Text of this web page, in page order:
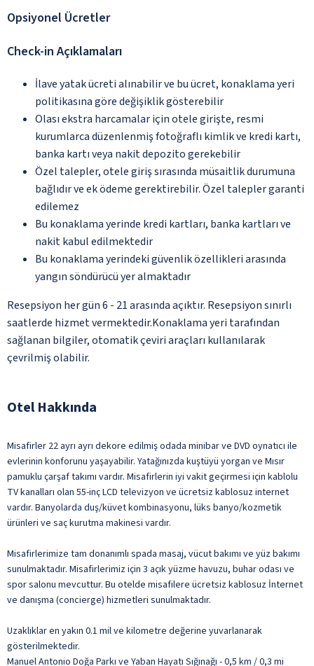
Opsiyonel Ücretler
Check-in Açıklamaları
İlave yatak ücreti alınabilir ve bu ücret, konaklama yeri
politikasına göre değişiklik gösterebilir
Olası ekstra harcamalar için otele girişte, resmi
kurumlarca düzenlenmiş fotoğraflı kimlik ve kredi kartı,
banka kartı veya nakit depozito gerekebilir
Özel talepler, otele giriş sırasında müsaitlik durumuna
bağlıdır ve ek ödeme gerektirebilir. Özel talepler garanti
edilemez
Bu konaklama yerinde kredi kartları, banka kartları ve
nakit kabul edilmektedir
Bu konaklama yerindeki güvenlik özellikleri arasında
yangın söndürücü yer almaktadır
Resepsiyon her gün 6 - 21 arasında açıktır. Resepsiyon sınırlı
saatlerde hizmet vermektedir.Konaklama yeri tarafından
sağlanan bilgiler, otomatik çeviri araçları kullanılarak
çevrilmiş olabilir.
Otel Hakkında
Misafirler 22 ayrı ayrı dekore edilmiş odada minibar ve DVD oynatıcı ile
evlerinin konforunu yaşayabilir. Yatağınızda kuştüyü yorgan ve Mısır
pamuklu çarşaf takımı vardır. Misafirlerin iyi vakit geçirmesi için kablolu
TV kanalları olan 55-inç LCD televizyon ve ücretsiz kablosuz internet
vardır. Banyolarda duş/küvet kombinasyonu, lüks banyo/kozmetik
ürünleri ve saç kurutma makinesi vardır.
Misafirlerimize tam donanımlı spada masaj, vücut bakımı ve yüz bakımı
sunulmaktadır. Misafirlerimiz için 3 açık yüzme havuzu, buhar odası ve
spor salonu mevcuttur. Bu otelde misafilere ücretsiz kablosuz İnternet
ve danışma (concierge) hizmetleri sunulmaktadır.
Uzaklıklar en yakın 0.1 mil ve kilometre değerine yuvarlanarak
gösterilmektedir.
Manuel Antonio Doğa Parkı ve Yaban Hayatı Sığınağı - 0,5 km / 0,3 mi